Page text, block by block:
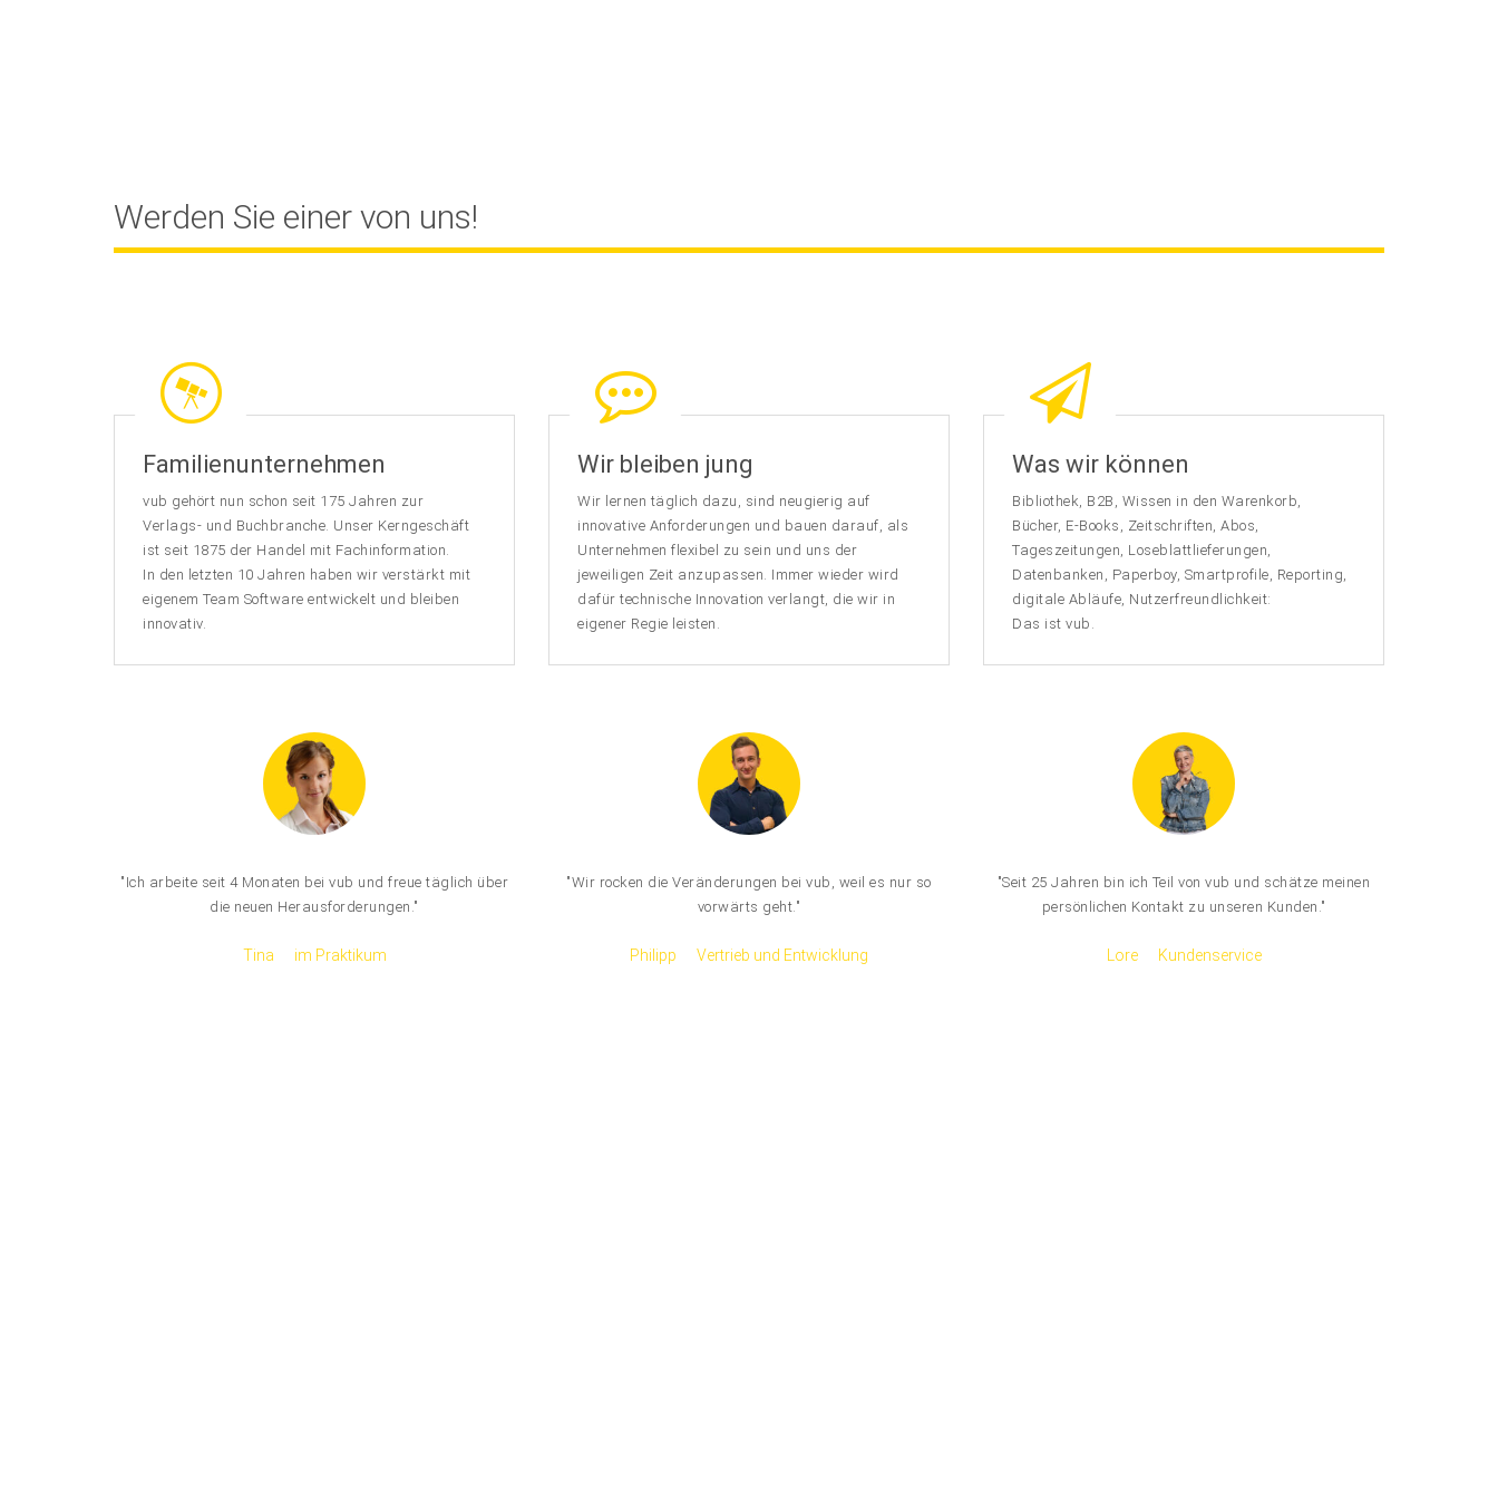
Werden Sie einer von uns!
Familienunternehmen
vub gehört nun schon seit 175 Jahren zur
Verlags- und Buchbranche. Unser Kerngeschäft
ist seit 1875 der Handel mit Fachinformation.
In den letzten 10 Jahren haben wir verstärkt mit
eigenem Team Software entwickelt und bleiben
innovativ.
Wir bleiben jung
Wir lernen täglich dazu, sind neugierig auf
innovative Anforderungen und bauen darauf, als
Unternehmen flexibel zu sein und uns der
jeweiligen Zeit anzupassen. Immer wieder wird
dafür technische Innovation verlangt, die wir in
eigener Regie leisten.
Was wir können
Bibliothek, B2B, Wissen in den Warenkorb,
Bücher, E-Books, Zeitschriften, Abos,
Tageszeitungen, Loseblattlieferungen,
Datenbanken, Paperboy, Smartprofile, Reporting,
digitale Abläufe, Nutzerfreundlichkeit:
Das ist vub.
"Ich arbeite seit 4 Monaten bei vub und freue täglich über
die neuen Herausforderungen."
Tina im Praktikum
"Wir rocken die Veränderungen bei vub, weil es nur so
vorwärts geht."
Philipp Vertrieb und Entwicklung
"Seit 25 Jahren bin ich Teil von vub und schätze meinen
persönlichen Kontakt zu unseren Kunden."
Lore Kundenservice